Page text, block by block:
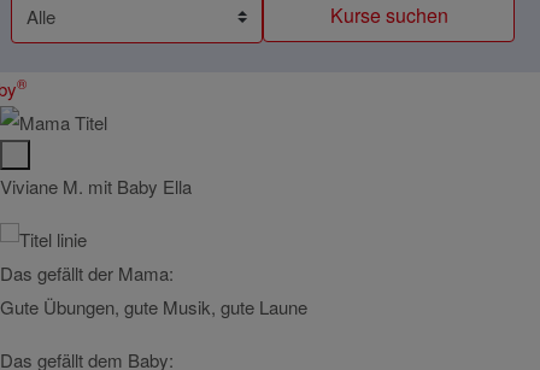
Kurse suchen
®
Viviane M. mit Baby Ella
Das gefällt der Mama:
Gute Übungen, gute Musik, gute Laune
Das gefällt dem Baby: